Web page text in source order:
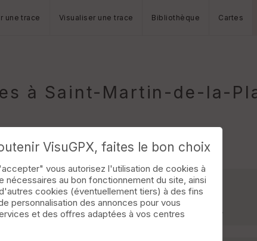
une trace Visualiser une trace Bibliothèque Cartes
à Saint-Martin-de-la-
par le tour de l'étang et l'observation des iseaux. »
VisuGPX, faites le bon choix
vous autorisez l'utilisation de cookies à
nécessaires au bon fonctionnement du site, ainsi
cookies (éventuellement tiers) à des fins
personnalisation des annonces pour vous
et des offres adaptées à vos centres